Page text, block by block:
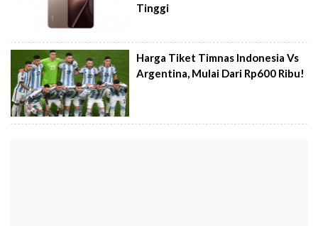
Tinggi
Harga Tiket Timnas Indonesia Vs
Argentina, Mulai Dari Rp600 Ribu!